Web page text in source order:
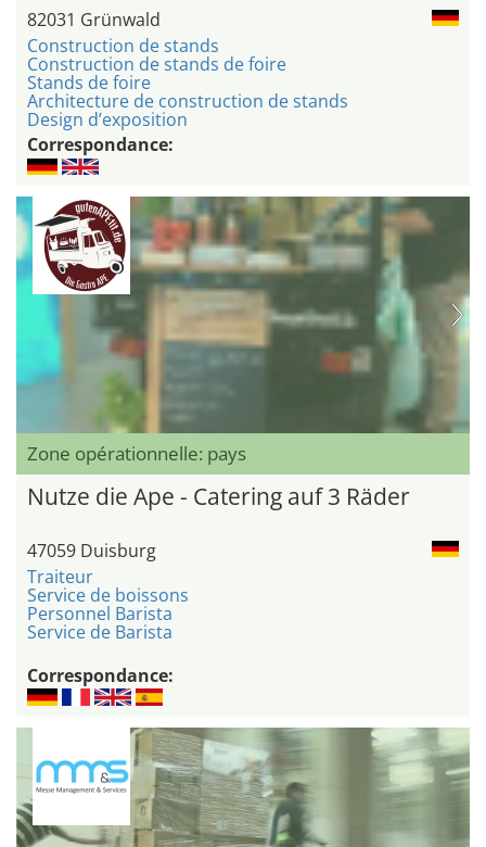
82031 Grünwald
Construction de stands
Construction de stands de foire
Stands de foire
Architecture de construction de stands
Design d’exposition
Correspondance:
Zone opérationnelle: pays
Nutze die Ape - Catering auf 3 Räder
47059 Duisburg
Traiteur
Service de boissons
Personnel Barista
Service de Barista
Correspondance: